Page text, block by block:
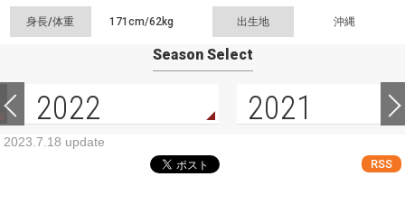
身長/体重 171cm/62kg 出生地 沖縄
Season Select
2022 2021
2023.7.18 update
RSS